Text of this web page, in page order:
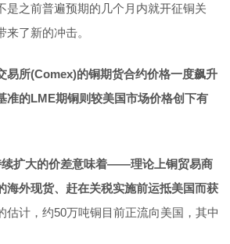
之前普遍预期的几个月内就开征铜关
了新的冲击。
易所(Comex)的铜期货合约价格一度飙升
准的LME期铜则较美国市场价格创下有
续扩大的价差意味着——理论上铜贸易商
海外现货、赶在关税实施前运抵美国而获
估计，约50万吨铜目前正流向美国，其中